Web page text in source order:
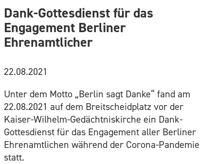
Dank-Gottesdienst für das
Engagement Berliner
Ehrenamtlicher
22.08.2021
Unter dem Motto „Berlin sagt Danke“ fand am
22.08.2021 auf dem Breitscheidplatz vor der
Kaiser-Wilhelm-Gedächtniskirche ein Dank-
Gottesdienst für das Engagement aller Berliner
Ehrenamtlichen während der Corona-Pandemie
statt.